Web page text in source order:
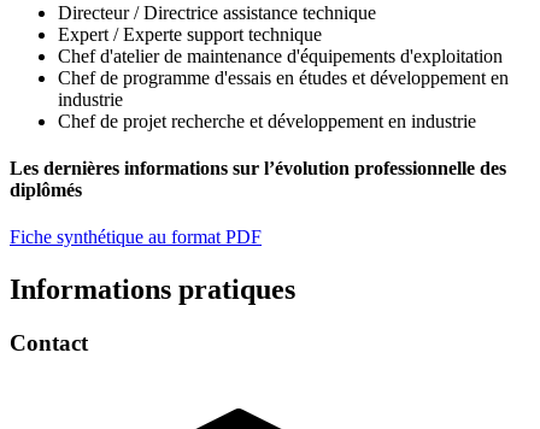
Directeur / Directrice assistance technique
Expert / Experte support technique
Chef d'atelier de maintenance d'équipements d'exploitation
Chef de programme d'essais en études et développement en
industrie
Chef de projet recherche et développement en industrie
Les dernières informations sur l’évolution professionnelle des
diplômés
Fiche synthétique au format PDF
Informations pratiques
Contact